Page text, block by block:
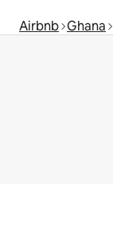
Airbnb Ghana